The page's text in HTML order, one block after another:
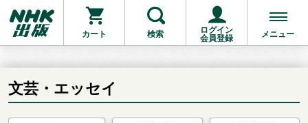
カート 検索
ログイン
会員登録
メニュー
文芸・エッセイ